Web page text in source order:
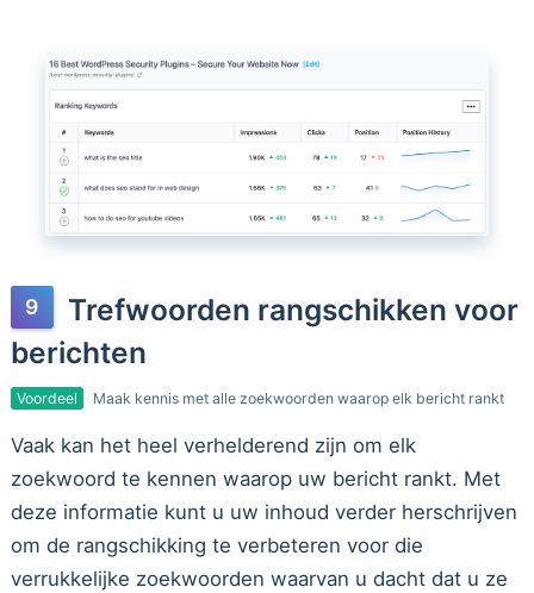
Trefwoorden rangschikken voor
berichten
Voordeel Maak kennis met alle zoekwoorden waarop elk bericht rankt
Vaak kan het heel verhelderend zijn om elk
zoekwoord te kennen waarop uw bericht rankt. Met
deze informatie kunt u uw inhoud verder herschrijven
om de rangschikking te verbeteren voor die
verrukkelijke zoekwoorden waarvan u dacht dat u ze